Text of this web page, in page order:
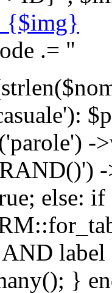
{$img}
.= "
-
else:
}